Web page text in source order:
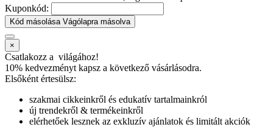
Kuponkód:
Kód másolása Vágólapra másolva
×
Csatlakozz a világához!
10% kedvezményt kapsz a következő vásárlásodra.
Elsőként értesülsz:
szakmai cikkeinkről és edukatív tartalmainkról
új trendekről & termékeinkről
elérhetőek lesznek az exkluzív ajánlatok és limitált akciók